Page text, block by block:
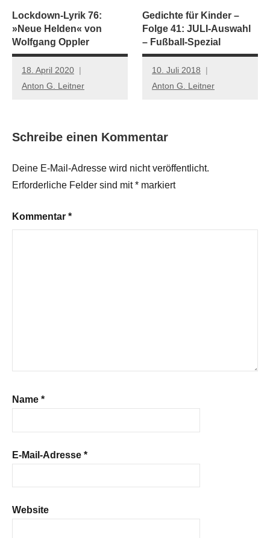
Lockdown-Lyrik 76:
»Neue Helden« von
Wolfgang Oppler
18. April 2020
Anton G. Leitner
Gedichte für Kinder –
Folge 41: JULI-Auswahl
– Fußball-Spezial
10. Juli 2018
Anton G. Leitner
Schreibe einen Kommentar
Deine E-Mail-Adresse wird nicht veröffentlicht.
Erforderliche Felder sind mit* markiert
Kommentar *
Name *
E-Mail-Adresse *
Website